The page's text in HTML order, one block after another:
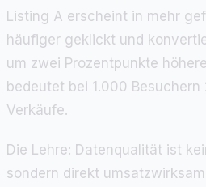
Listing A erscheint in mehr
häufiger geklickt und
um zwei Prozentpunkte
bedeutet bei 1.000
Verkäufe.
Die Lehre: Datenqualität ist
sondern direkt